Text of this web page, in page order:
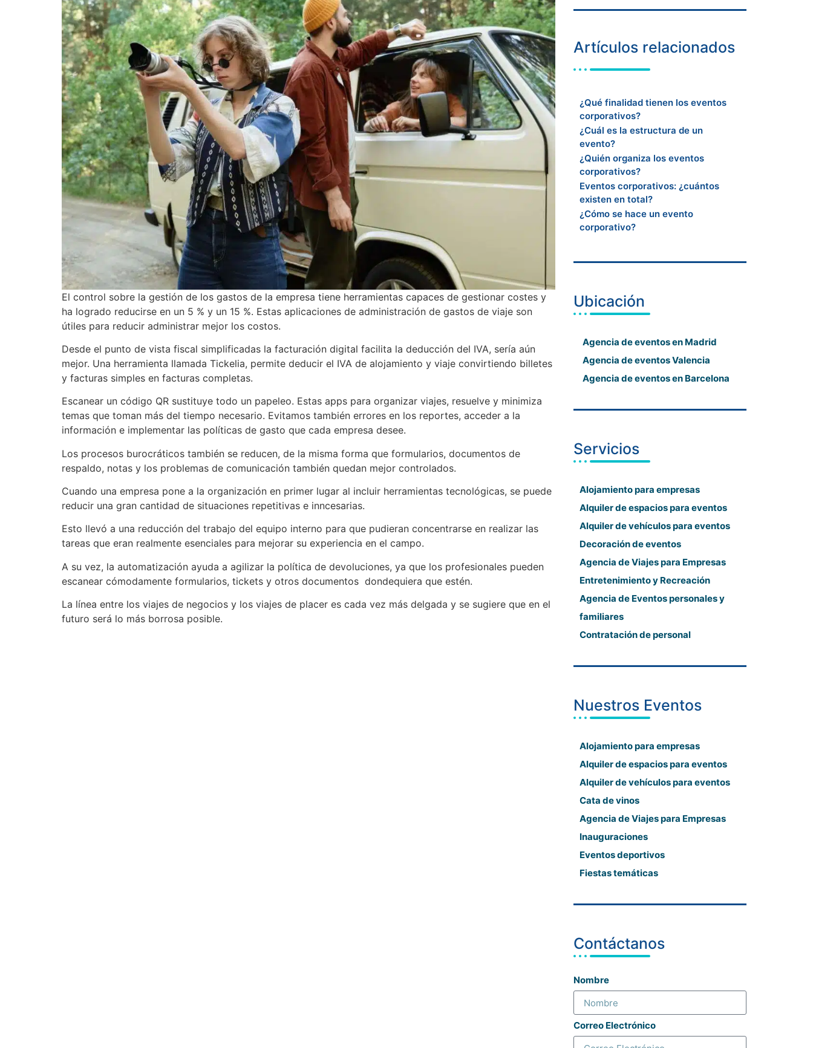
El control sobre la gestión de los gastos de la empresa tiene herramientas capaces de gestionar costes y
ha logrado reducirse en un 5 % y un 15 %. Estas aplicaciones de administración de gastos de viaje son
útiles para reducir administrar mejor los costos.
Desde el punto de vista fiscal simplificadas la facturación digital facilita la deducción del IVA, sería aún
mejor. Una herramienta llamada Tickelia, permite deducir el IVA de alojamiento y viaje convirtiendo billetes
y facturas simples en facturas completas.
Escanear un código QR sustituye todo un papeleo. Estas apps para organizar viajes, resuelve y minimiza
temas que toman más del tiempo necesario. Evitamos también errores en los reportes, acceder a la
información e implementar las políticas de gasto que cada empresa desee.
Los procesos burocráticos también se reducen, de la misma forma que formularios, documentos de
respaldo, notas y los problemas de comunicación también quedan mejor controlados.
Cuando una empresa pone a la organización en primer lugar al incluir herramientas tecnológicas, se puede
reducir una gran cantidad de situaciones repetitivas e inncesarias.
Esto llevó a una reducción del trabajo del equipo interno para que pudieran concentrarse en realizar las
tareas que eran realmente esenciales para mejorar su experiencia en el campo.
A su vez, la automatización ayuda a agilizar la política de devoluciones, ya que los profesionales pueden
escanear cómodamente formularios, tickets y otros documentos dondequiera que estén.
La línea entre los viajes de negocios y los viajes de placer es cada vez más delgada y se sugiere que en el
futuro será lo más borrosa posible.
Artículos relacionados
¿Qué finalidad tienen los eventos
corporativos?
¿Cuál es la estructura de un
evento?
¿Quién organiza los eventos
corporativos?
Eventos corporativos: ¿cuántos
existen en total?
¿Cómo se hace un evento
corporativo?
Ubicación
Agencia de eventos en Madrid
Agencia de eventos Valencia
Agencia de eventos en Barcelona
Servicios
Alojamiento para empresas
Alquiler de espacios para eventos
Alquiler de vehículos para eventos
Decoración de eventos
Agencia de Viajes para Empresas
Entretenimiento y Recreación
Agencia de Eventos personales y
familiares
Contratación de personal
Nuestros Eventos
Alojamiento para empresas
Alquiler de espacios para eventos
Alquiler de vehículos para eventos
Cata de vinos
Agencia de Viajes para Empresas
Inauguraciones
Eventos deportivos
Fiestas temáticas
Contáctanos
Nombre
Correo Electrónico